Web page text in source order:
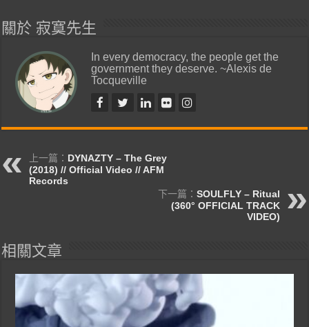
關於 寂寞先生
In every democracy, the people get the
government they deserve. ~Alexis de
Tocqueville
上一篇： DYNAZTY – The Grey
(2018) // Official Video // AFM
Records
下一篇： SOULFLY – Ritual
(360° OFFICIAL TRACK
VIDEO)
相關文章